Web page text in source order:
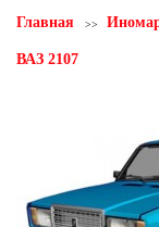
Главная
ВАЗ 2107